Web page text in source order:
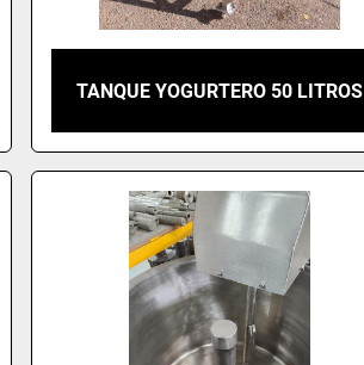
TANQUE YOGURTERO 50 LITROS